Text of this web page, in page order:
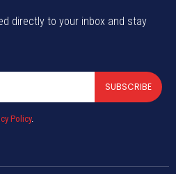
directly to your inbox and stay
SUBSCRIBE
Policy.